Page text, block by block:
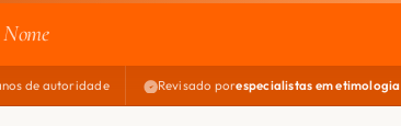
de autoridade Revisado porespecialistas em etimologia